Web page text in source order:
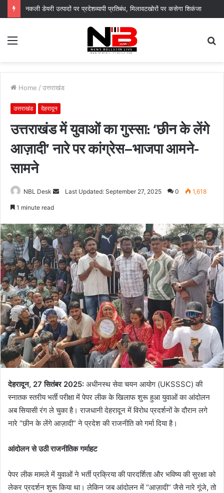
नगर आयुक्त के निर्देशों पर नगर निगम द्वारा सचिवालय परिसर में सब्जी पौधों का वितरण, “स्वच्छ दून–हरित दून” का दिया संदेश
Menu
Home / उत्तराखंड
उत्तराखंड देहरादून
उत्तराखंड में युवाओं का गुस्सा: ‘छीन के लेंगे
आज़ादी’ नारे पर कांग्रेस–भाजपा आमने-
सामने
NBL Desk
SendLast Updated: September 27, 2025 0 1,618
1 minute read
देहरादून, 27 सितंबर 2025: अधीनस्थ सेवा चयन आयोग (UKSSSC) की
स्नातक स्तरीय भर्ती परीक्षा में पेपर लीक के खिलाफ शुरू हुआ युवाओं का आंदोलन
अब सियासी रंग ले चुका है। राजधानी देहरादून में विरोध प्रदर्शनों के दौरान लगे
नारे “छीन के लेंगे आज़ादी” ने प्रदेश की राजनीति को गर्मा दिया है।
आंदोलन से उठी राजनीतिक गर्माहट
पेपर लीक मामले में युवाओं ने भर्ती प्रक्रिया की पारदर्शिता और भविष्य की सुरक्षा को
लेकर प्रदर्शन शुरू किया था। लेकिन जब आंदोलन में “आज़ादी” जैसे नारे गूंजे, तो